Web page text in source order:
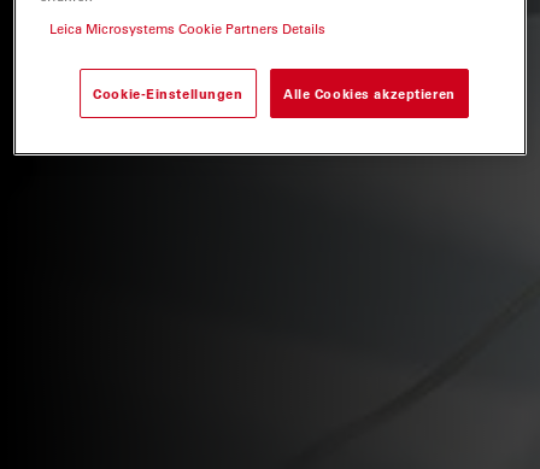
Leica Microsystems Cookie Partners Details
Cookie-Einstellungen Alle Cookies akzeptieren